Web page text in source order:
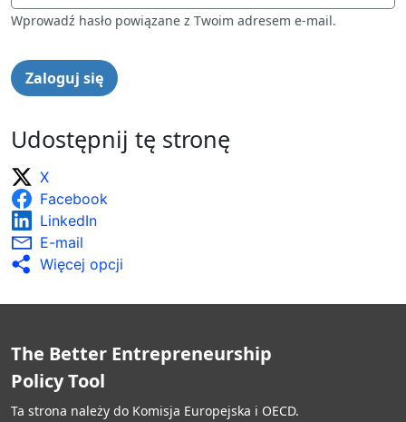
Wprowadź hasło powiązane z Twoim adresem e-mail.
Udostępnij tę stronę
X
Facebook
LinkedIn
E-mail
Więcej opcji
The Better Entrepreneurship
Policy Tool
Ta strona należy do Komisja Europejska i OECD.